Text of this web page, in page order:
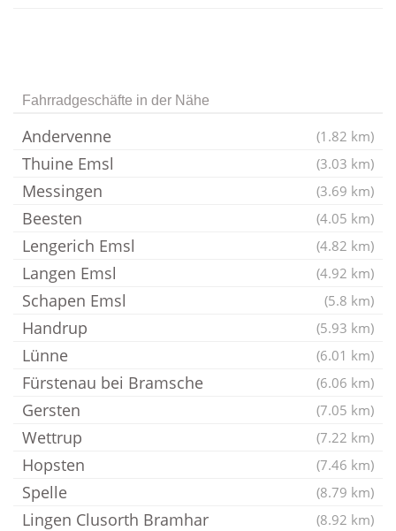
Fahrradgeschäfte in der Nähe
Andervenne (1.82 km)
Thuine Emsl (3.03 km)
Messingen (3.69 km)
Beesten (4.05 km)
Lengerich Emsl (4.82 km)
Langen Emsl (4.92 km)
Schapen Emsl (5.8 km)
Handrup (5.93 km)
Lünne (6.01 km)
Fürstenau bei Bramsche (6.06 km)
Gersten (7.05 km)
Wettrup (7.22 km)
Hopsten (7.46 km)
Spelle (8.79 km)
Lingen Clusorth Bramhar (8.92 km)